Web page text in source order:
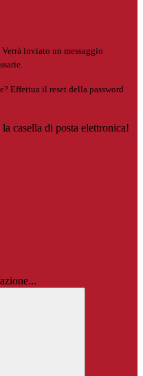
Verrà inviato un messaggio
Effettua il reset della password
casella di posta elettronica!